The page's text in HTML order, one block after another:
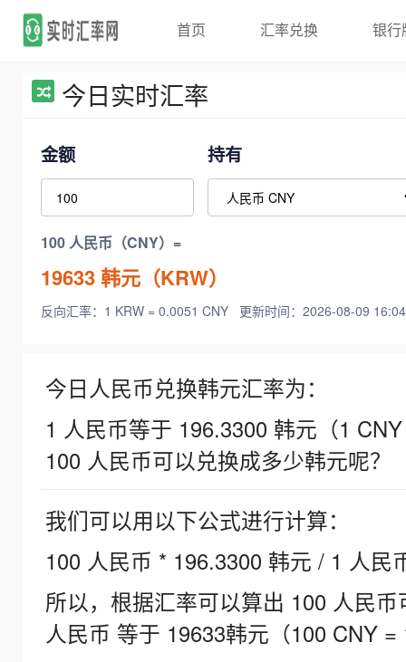
首页 汇率兑换 银行
今日实时汇率
金额 持有
100 人民币（CNY）=
19633韩元（KRW）
反向汇率：1 KRW = 0.0051 CNY 更新时间：2026-08-09
今日人民币兑换韩元汇率为：
1 人民币等于 196.3300 韩元（1
100 人民币可以兑换成多少韩元呢？
我们可以用以下公式进行计算：
100 人民币 * 196.3300 韩元 / 1 人民
所以，根据汇率可以算出 100 人民
人民币 等于 19633韩元（100 CNY =